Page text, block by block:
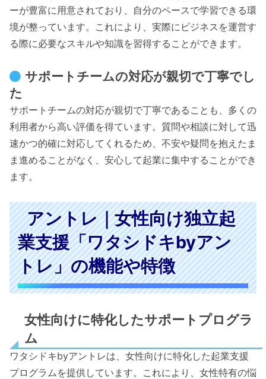
ーが豊富に用意されており、自分のペースで学習できる環
境が整っています。これにより、実際にビジネスを運営す
る際に必要なスキルや知識を習得することができます。
サポートチームの対応が親切で丁寧でし
た
サポートチームの対応が親切で丁寧であることも、多くの
利用者から高い評価を得ています。質問や相談に対して迅
速かつ的確に対応してくれるため、不安や疑問を抱えたま
ま進めることがなく、安心して起業に集中することができ
ます。
アントレ｜女性向け独立起
業支援「ワタシドキbyアン
トレ」の機能や特徴
女性向けに特化したサポートプログラ
ム
ワタシドキbyアントレは、女性向けに特化した起業支援
プログラムを提供しています。これにより、女性特有の悩